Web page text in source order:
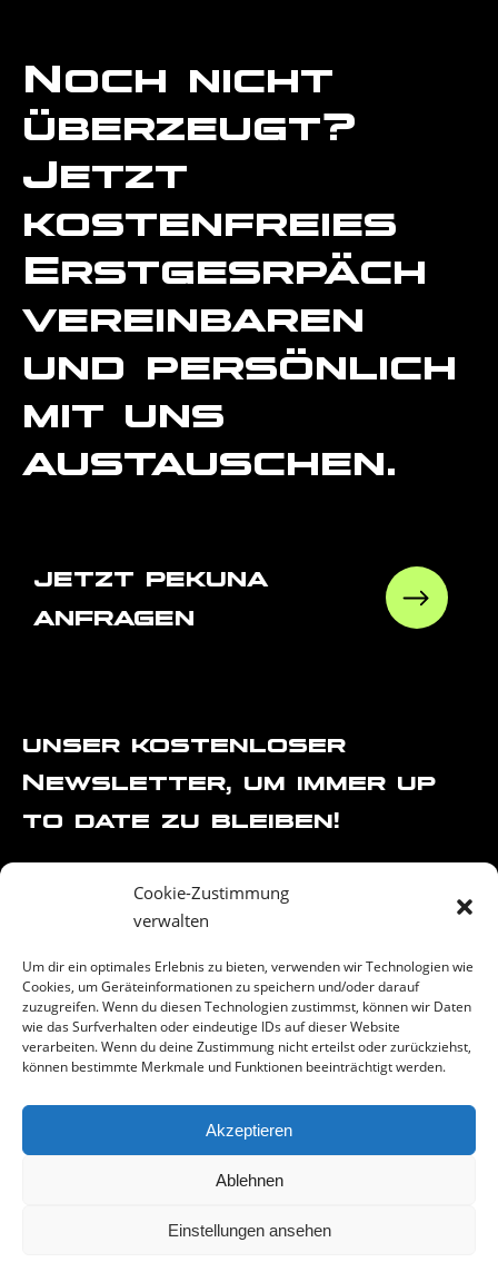
Cookie-Zustimmung
verwalten
Um dir ein optimales Erlebnis zu bieten, verwenden wir Technologien wie
Cookies, um Geräteinformationen zu speichern und/oder darauf
zuzugreifen. Wenn du diesen Technologien zustimmst, können wir Daten
wie das Surfverhalten oder eindeutige IDs auf dieser Website
verarbeiten. Wenn du deine Zustimmung nicht erteilst oder zurückziehst,
können bestimmte Merkmale und Funktionen beeinträchtigt werden.
Akzeptieren
Ablehnen
Einstellungen ansehen
Noch nicht
überzeugt?
Jetzt
kostenfreies
Erstgesrpäch
vereinbaren
und persönlich
mit uns
austauschen.
jetzt pekuna
anfragen
unser kostenloser
Newsletter, um immer up
to date zu bleiben!
Impressum